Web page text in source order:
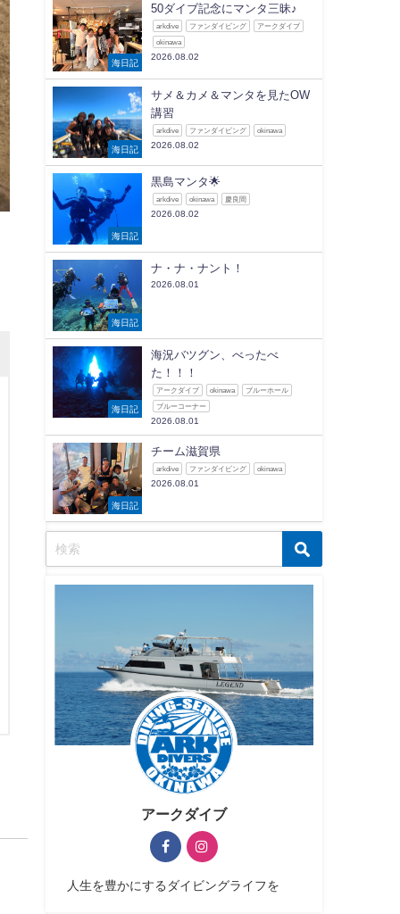
海日記
50ダイブ記念にマンタ三昧♪
arkdive ファンダイビング アークダイブ
okinawa
2026.08.02
海日記
サメ＆カメ＆マンタを見たOW
講習
arkdive ファンダイビング okinawa
2026.08.02
海日記
黒島マンタ🌟
arkdive okinawa 慶良間
2026.08.02
海日記
ナ・ナ・ナント！
2026.08.01
海日記
海況バツグン、べったべ
た！！！
アークダイブ okinawa ブルーホール
ブルーコーナー
2026.08.01
海日記
チーム滋賀県
arkdive ファンダイビング okinawa
2026.08.01
アークダイブ
人生を豊かにするダイビングライフを